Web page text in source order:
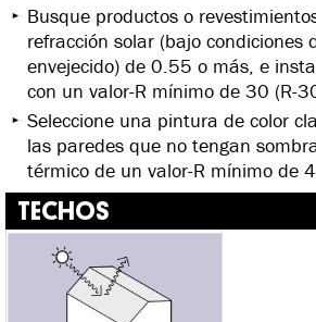
Busque productos o
refracción solar (bajo condiciones
envejecido) de 0.55 o más, e
con un valor-R mínimo de 30 (R-
Seleccione una pintura de color
las paredes que no tengan
térmico de un valor-R mínimo de
TECHOS